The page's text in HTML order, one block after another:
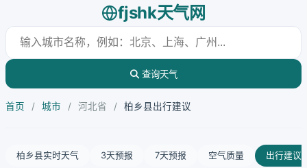
fjshk天气网
查询天气
首页 / 城市 / 河北省 / 柏乡县出行建议
柏乡县实时天气 3天预报 7天预报 空气质量 出行建议